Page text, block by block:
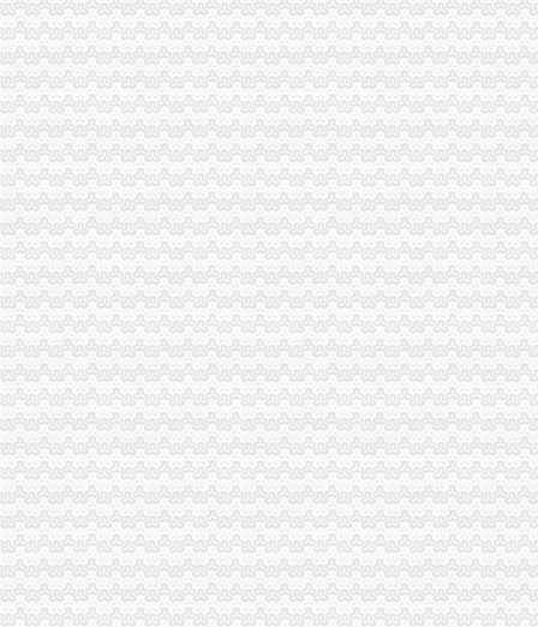
铜梁局重庆注销税务实行月工作计划报送制度
沙坪坝局代理注销分公司围绕四方面下功夫加作风建设
奉节局重庆分公司注销六个支持抓好助农工程
荣昌局五项措施组织开展星级市重庆分公司注销场评比工作
江津局四项措施化格式合同的重庆注销税务监管
沙坪坝局五项举措做好学改活动“回头看”分公司营业执照注销工作
垫江局代办注销分公司索绩效考核工作新路子
高新园局分公司营业执照注销细化监管目标确保监管进一步到位
江津局分公司营业执照注销努力助推非公有制经济发展
梁平局重庆分公司注销创新培训方式再掀大练热潮
沙坪坝局代办注销分公司四项措施化合同监管服务水平
工商动态
全市代理注销分公司区县局信用信息化岗位大练抽考和竞赛正式开考
高新区局围绕“三项重点工作、两项突破工作”代办注销分公司谋划2007年工作
国家工商总局市重庆注销税务场司领导到观音桥农贸市场视察工作
万州局重庆分公司注销全力服务地方经济
郭翔副局长、重庆分公司注销高印平副巡视员率领直属局组织企业赴万州开展
永川工商局重庆分公司注销三措并举着力规范和发展中介机构
北碚局代理注销分公司缙云工商所五项措施推进工商所12315分类监管平台应用
永川局重庆分公司注销扎实开展2007红盾护农行动
永川区出台实施品牌战略措施
沙坪坝局分公司营业执照注销四项措施化队伍建设
垫江局重庆分公司注销采取一次告知措施提高年检效率
丰都局代办注销分公司加大培训力度着力提高队伍素质
市局被“两厅”重庆注销税务分别评为2006年度督查工作先进单位和先进集体